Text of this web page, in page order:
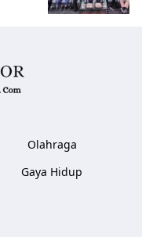
Olahraga
Gaya Hidup